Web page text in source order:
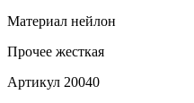
Материал нейлон
Прочее жесткая
Артикул 20040